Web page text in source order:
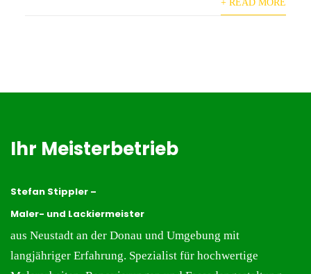
+ READ MORE
Ihr Meisterbetrieb
Stefan Stippler –
Maler- und Lackiermeister
aus Neustadt an der Donau und Umgebung mit
langjähriger Erfahrung. Spezialist für hochwertige